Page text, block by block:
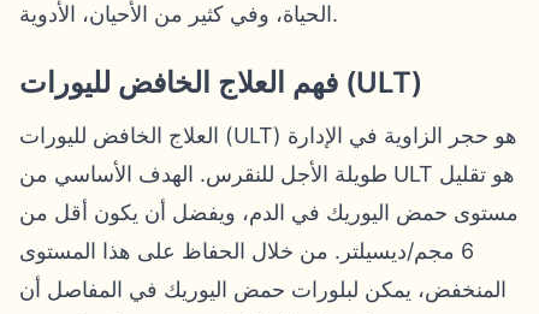
الحياة، وفي كثير من الأحيان، الأدوية.
فهم العلاج الخافض لليورات (ULT)
العلاج الخافض لليورات (ULT) هو حجر الزاوية في الإدارة
طويلة الأجل للنقرس. الهدف الأساسي من ULT هو تقليل
مستوى حمض اليوريك في الدم، ويفضل أن يكون أقل من
6 مجم/ديسيلتر. من خلال الحفاظ على هذا المستوى
المنخفض، يمكن لبلورات حمض اليوريك في المفاصل أن